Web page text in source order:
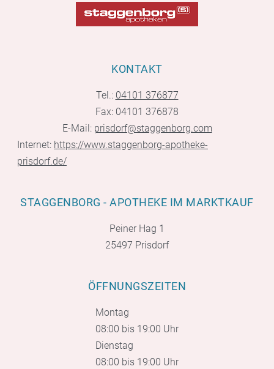
KONTAKT
Tel.: 04101 376877
Fax: 04101 376878
E-Mail: prisdorf@staggenborg.com
Internet: https://www.staggenborg-apotheke-
prisdorf.de/
STAGGENBORG - APOTHEKE IM MARKTKAUF
Peiner Hag 1
25497 Prisdorf
ÖFFNUNGSZEITEN
Montag
08:00 bis 19:00 Uhr
Dienstag
08:00 bis 19:00 Uhr